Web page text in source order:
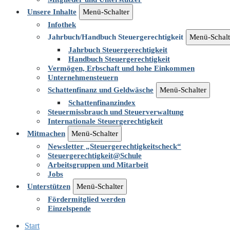
Unsere Inhalte
Menü-Schalter
Infothek
Jahrbuch/Handbuch Steuergerechtigkeit
Menü-
Jahrbuch Steuergerechtigkeit
Handbuch Steuergerechtigkeit
Vermögen, Erbschaft und hohe Einkommen
Unternehmensteuern
Schattenfinanz und Geldwäsche
Menü-Schalter
Schattenfinanzindex
Steuermissbrauch und Steuerverwaltung
Internationale Steuergerechtigkeit
Mitmachen
Menü-Schalter
Newsletter „Steuergerechtigkeitscheck“
Steuergerechtigkeit@Schule
Arbeitsgruppen und Mitarbeit
Jobs
Unterstützen
Menü-Schalter
Fördermitglied werden
Einzelspende
Start